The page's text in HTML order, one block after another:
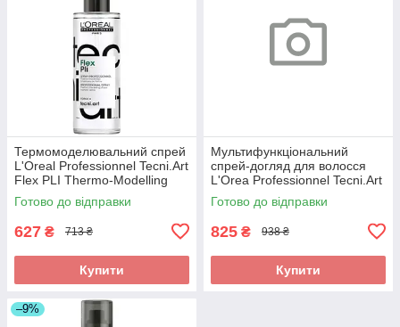
Термомоделювальний спрей
L'Oreal Professionnel Tecni.Art
Flex PLI Thermo-Modelling
Spray 190 мл
Готово до відправки
627 ₴ 713 ₴
Купити
Мультифункціональний
спрей-догляд для волосся
L'Orea Professionnel Tecni.Art
All-in-1 Performer 190 мл
Готово до відправки
825 ₴ 938 ₴
Купити
–9%